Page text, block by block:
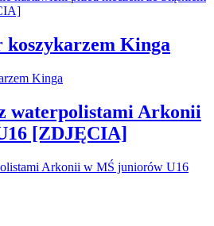
koszykarzem Kinga
waterpolistami Arkonii
[ZDJĘCIA]